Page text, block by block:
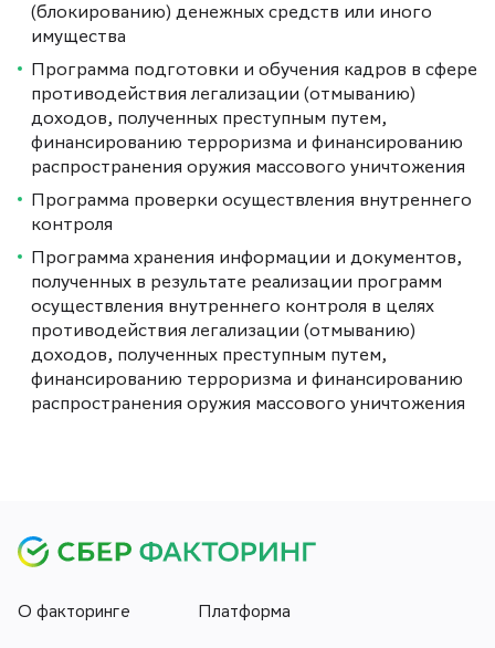
(блокированию) денежных средств или иного
имущества
Программа подготовки и обучения кадров в сфере
противодействия легализации (отмыванию)
доходов, полученных преступным путем,
финансированию терроризма и финансированию
распространения оружия массового уничтожения
Программа проверки осуществления внутреннего
контроля
Программа хранения информации и документов,
полученных в результате реализации программ
осуществления внутреннего контроля в целях
противодействия легализации (отмыванию)
доходов, полученных преступным путем,
финансированию терроризма и финансированию
распространения оружия массового уничтожения
О факторинге Платформа